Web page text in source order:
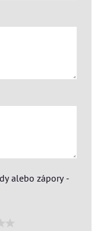
alebo zápory -